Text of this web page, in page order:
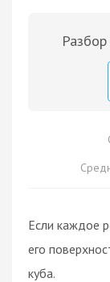
Если каждое
его
куба.